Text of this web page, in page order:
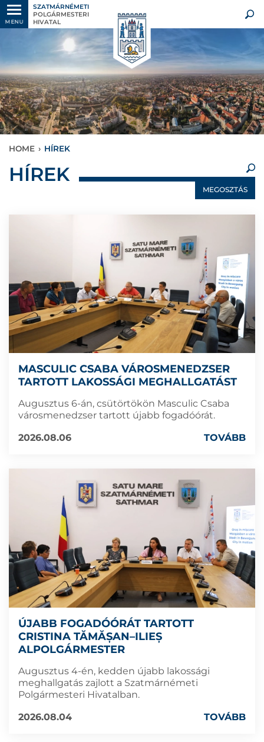
MENU
SZATMÁRNÉMETI
POLGÁRMESTERI
HIVATAL
HOME › HÍREK
×
HÍREK
MEGOSZTÁS
MASCULIC CSABA VÁROSMENEDZSER
TARTOTT LAKOSSÁGI MEGHALLGATÁST
Augusztus 6-án, csütörtökön Masculic Csaba
városmenedzser tartott újabb fogadóórát.
2026.08.06
TOVÁBB
ÚJABB FOGADÓÓRÁT TARTOTT
CRISTINA TĂMĂȘAN–ILIEȘ
ALPOLGÁRMESTER
Augusztus 4-én, kedden újabb lakossági
meghallgatás zajlott a Szatmárnémeti
Polgármesteri Hivatalban.
2026.08.04
TOVÁBB